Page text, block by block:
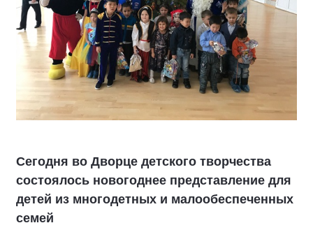
Сегодня во Дворце детского творчества
состоялось новогоднее представление для
детей из многодетных и малообеспеченных
семей